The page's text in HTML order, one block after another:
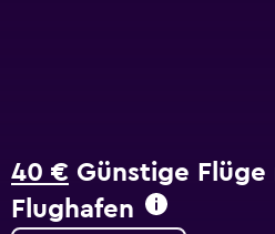
40 € Günstige
Flughafen